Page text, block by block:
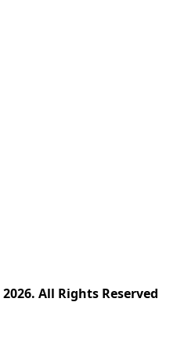
2026. All Rights Reserved